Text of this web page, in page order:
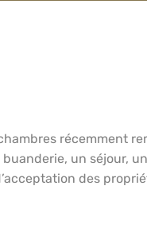
récemment
un séjour,
des